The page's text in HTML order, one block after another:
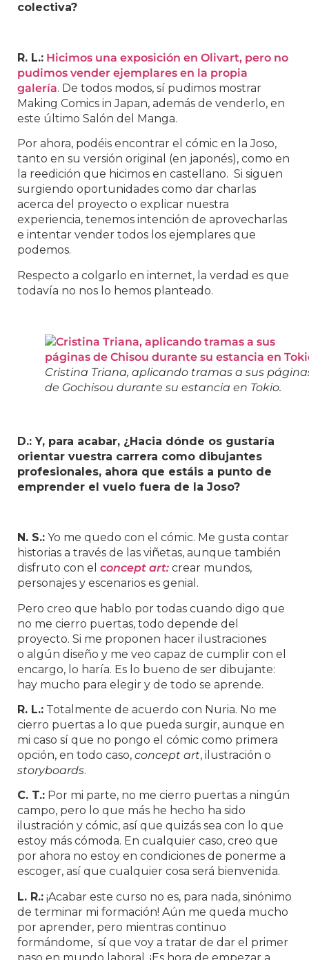
colectiva?
R. L.: Hicimos una exposición en Olivart, pero no
pudimos vender ejemplares en la propia
galería. De todos modos, sí pudimos mostrar
Making Comics in Japan, además de venderlo, en
este último Salón del Manga.
Por ahora, podéis encontrar el cómic en la Joso,
tanto en su versión original (en japonés), como en
la reedición que hicimos en castellano. Si siguen
surgiendo oportunidades como dar charlas
acerca del proyecto o explicar nuestra
experiencia, tenemos intención de aprovecharlas
e intentar vender todos los ejemplares que
podemos.
Respecto a colgarlo en internet, la verdad es que
todavía no nos lo hemos planteado.
Cristina Triana, aplicando tramas a sus
de Gochisou durante su estancia en Tokio.
D.: Y, para acabar, ¿Hacia dónde os gustaría
orientar vuestra carrera como dibujantes
profesionales, ahora que estáis a punto de
emprender el vuelo fuera de la Joso?
N. S.: Yo me quedo con el cómic. Me gusta contar
historias a través de las viñetas, aunque también
disfruto con el concept art: crear mundos,
personajes y escenarios es genial.
Pero creo que hablo por todas cuando digo que
no me cierro puertas, todo depende del
proyecto. Si me proponen hacer ilustraciones
o algún diseño y me veo capaz de cumplir con el
encargo, lo haría. Es lo bueno de ser dibujante:
hay mucho para elegir y de todo se aprende.
R. L.: Totalmente de acuerdo con Nuria. No me
cierro puertas a lo que pueda surgir, aunque en
mi caso sí que no pongo el cómic como primera
opción, en todo caso, concept art, ilustración o
storyboards.
C. T.: Por mi parte, no me cierro puertas a ningún
campo, pero lo que más he hecho ha sido
ilustración y cómic, así que quizás sea con lo que
estoy más cómoda. En cualquier caso, creo que
por ahora no estoy en condiciones de ponerme a
escoger, así que cualquier cosa será bienvenida.
L. R.: ¡Acabar este curso no es, para nada, sinónimo
de terminar mi formación! Aún me queda mucho
por aprender, pero mientras continuo
formándome, sí que voy a tratar de dar el primer